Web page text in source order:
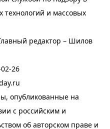
и массовых
редактор – Шилов
26
опубликованные на
с российским и
об авторском праве и